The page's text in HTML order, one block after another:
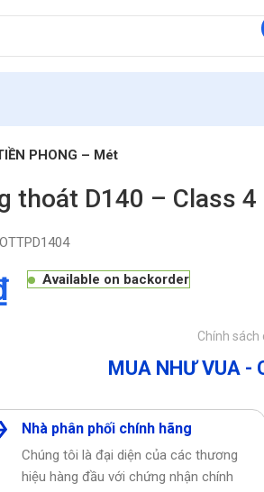
PHONG – Mét
thoát D140 – Class 4
OTTPD1404
Available on backorder
Chính sách
MUA NHƯ VUA -
Nhà phân phối chính hãng
Chúng tôi là đại diện của các thương
hiệu hàng đầu với chứng nhận chính